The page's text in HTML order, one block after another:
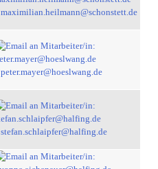
maximilian.heilmann@schonstett.de
peter.mayer@hoeslwang.de
stefan.schlaipfer@halfing.de